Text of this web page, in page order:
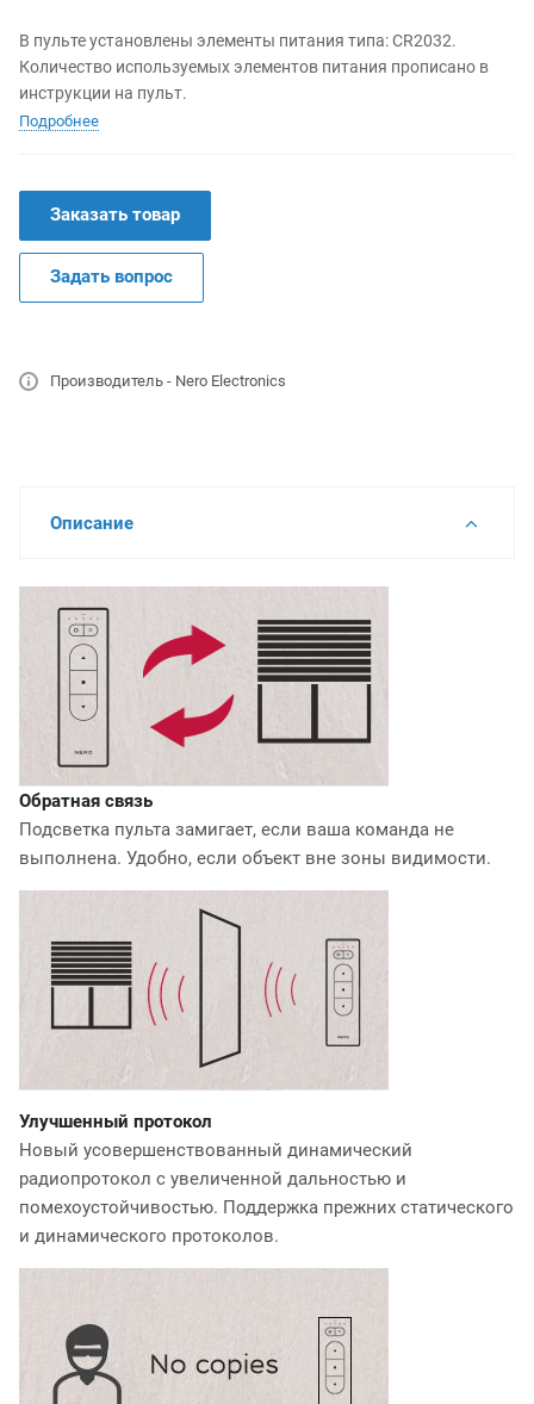
В пульте установлены элементы питания типа: CR2032.
Количество используемых элементов питания прописано в
инструкции на пульт.
Подробнее
Заказать товар
Задать вопрос
Производитель - Nero Electronics
Описание
Обратная связь
Подсветка пульта замигает, если ваша команда не
выполнена. Удобно, если объект вне зоны видимости.
Улучшенный протокол
Новый усовершенствованный динамический
радиопротокол c увеличенной дальностью и
помехоустойчивостью. Поддержка прежних статического
и динамического протоколов.